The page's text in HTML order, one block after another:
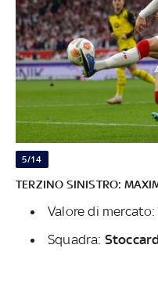
5/14
TERZINO SINISTRO:
Valore di mercato:
Squadra: